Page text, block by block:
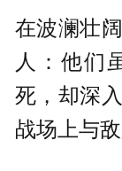
在波澜壮
人：他们
死，却深
战场上与